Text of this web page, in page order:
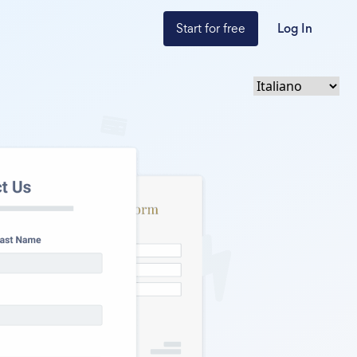
Start for free Log In